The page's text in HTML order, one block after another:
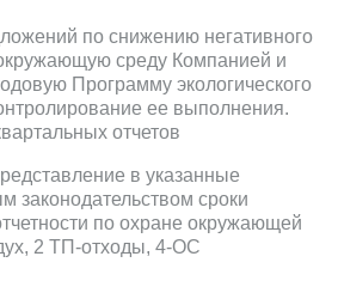
по снижению негативного
среду Компанией и
Программу экологического
ее выполнения.
отчетов
в указанные
законодательством сроки
по охране окружающей
2 ТП-отходы, 4-ОС